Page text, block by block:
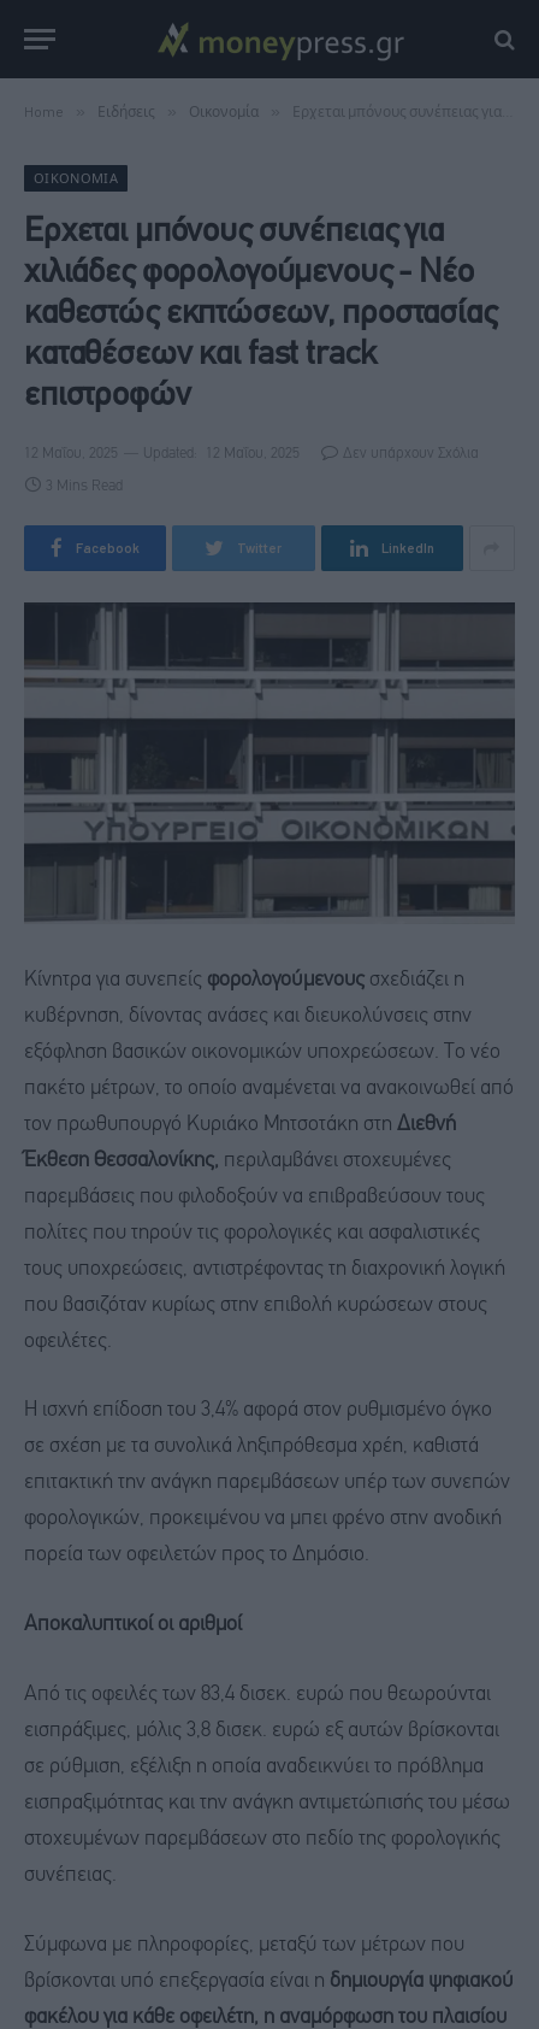
Home Ειδήσεις Οικονομία Ερχεται μπόνους συνέπειας για χιλιάδες φορολογούμενους - Νέο καθεστώς εκπτώσεων, προστασίας καταθέσεων και fast track επιστροφών
ΟΙΚΟΝΟΜΊΑ
Ερχεται μπόνους συνέπειας για
χιλιάδες φορολογούμενους - Νέο
καθεστώς εκπτώσεων, προστασίας
καταθέσεων και fast track
επιστροφών
12 Μαΐου, 2025 Updated: 12 Μαΐου, 2025 Δεν υπάρχουν Σχόλια
3 Mins Read
Facebook Twitter LinkedIn
Κίνητρα για συνεπείς φορολογούμενους σχεδιάζει η
κυβέρνηση, δίνοντας ανάσες και διευκολύνσεις στην
εξόφληση βασικών οικονομικών υποχρεώσεων. Το νέο
πακέτο μέτρων, το οποίο αναμένεται να ανακοινωθεί από
τον πρωθυπουργό Κυριάκο Μητσοτάκη στη Διεθνή
Έκθεση Θεσσαλονίκης, περιλαμβάνει στοχευμένες
παρεμβάσεις που φιλοδοξούν να επιβραβεύσουν τους
πολίτες που τηρούν τις φορολογικές και ασφαλιστικές
τους υποχρεώσεις, αντιστρέφοντας τη διαχρονική λογική
που βασιζόταν κυρίως στην επιβολή κυρώσεων στους
οφειλέτες.
Η ισχνή επίδοση του 3,4% αφορά στον ρυθμισμένο όγκο
σε σχέση με τα συνολικά ληξιπρόθεσμα χρέη, καθιστά
επιτακτική την ανάγκη παρεμβάσεων υπέρ των συνεπών
φορολογικών, προκειμένου να μπει φρένο στην ανοδική
πορεία των οφειλετών προς το Δημόσιο.
Αποκαλυπτικοί οι αριθμοί
Από τις οφειλές των 83,4 δισεκ. ευρώ που θεωρούνται
εισπράξιμες, μόλις 3,8 δισεκ. ευρώ εξ αυτών βρίσκονται
σε ρύθμιση, εξέλιξη η οποία αναδεικνύει το πρόβλημα
εισπραξιμότητας και την ανάγκη αντιμετώπισής του μέσω
στοχευμένων παρεμβάσεων στο πεδίο της φορολογικής
συνέπειας.
Σύμφωνα με πληροφορίες, μεταξύ των μέτρων που
βρίσκονται υπό επεξεργασία είναι η δημιουργία ψηφιακού
φακέλου για κάθε οφειλέτη, η αναμόρφωση του πλαισίου